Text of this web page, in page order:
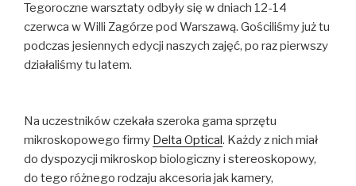
Tegoroczne warsztaty odbyły się w dniach 12-14
czerwca w Willi Zagórze pod Warszawą. Gościliśmy już tu
podczas jesiennych edycji naszych zajęć, po raz pierwszy
działaliśmy tu latem.
Na uczestników czekała szeroka gama sprzętu
mikroskopowego firmy Delta Optical. Każdy z nich miał
do dyspozycji mikroskop biologiczny i stereoskopowy,
do tego różnego rodzaju akcesoria jak kamery,